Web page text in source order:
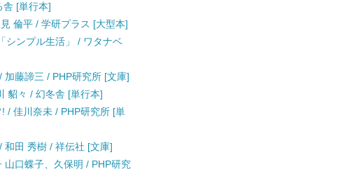
舎 [単行本]
倫平 / 学研プラス [大型本]
シンプル生活」 / ワタナベ
藤諦三 / PHP研究所 [文庫]
貂々 / 幻冬舎 [単行本]
/ 佳川奈未 / PHP研究所 [単
和田 秀樹 / 祥伝社 [文庫]
山口蝶子、久保明 / PHP研究